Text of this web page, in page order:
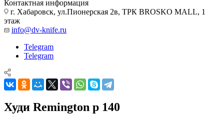
Контактная информация
г. Хабаровск, ул.Пионерская 2в, ТРК BROSKO MALL, 1
этаж
info@dv-knife.ru
Telegram
Telegram
Худи Remington р 140